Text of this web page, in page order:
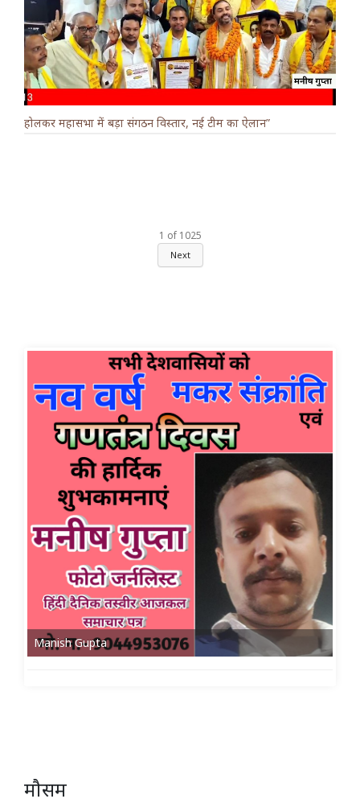
होलकर महासभा में बड़ा संगठन विस्तार, नई टीम का ऐलान”
1 of 1025
Next
Manish Gupta
मौसम